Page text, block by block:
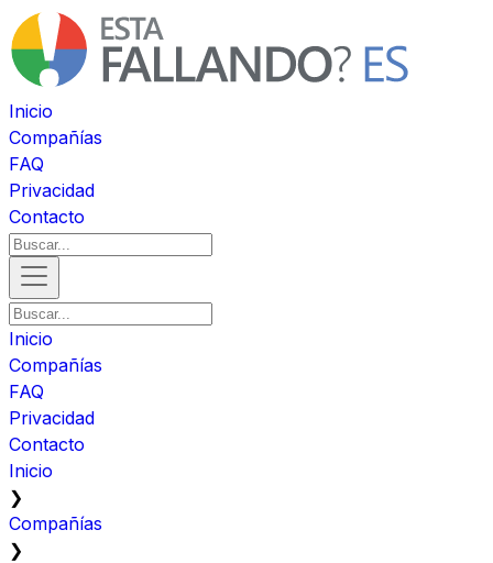
Inicio
Compañías
FAQ
Privacidad
Contacto
Inicio
Compañías
FAQ
Privacidad
Contacto
Inicio
❯
Compañías
❯